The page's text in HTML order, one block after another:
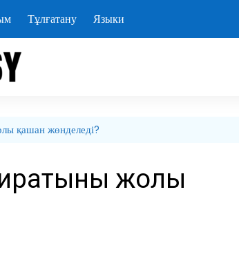
Тұлғатану Языки
қашан жөнделеді?
жолы